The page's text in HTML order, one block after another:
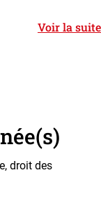
Voir la suite
droit des